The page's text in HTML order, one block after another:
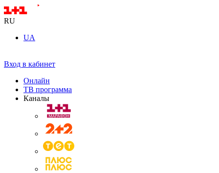
RU
UA
Вход в кабинет
Онлайн
ТВ программа
Каналы